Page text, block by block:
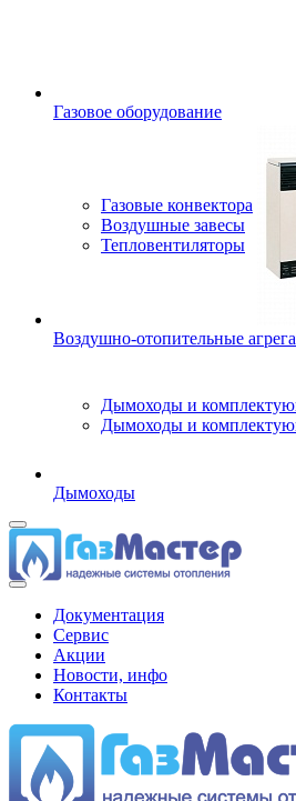
Газовое оборудование
Газовые конвектора
Воздушные завесы
Тепловентиляторы
Воздушно-отопительные
Дымоходы и
Дымоходы и
Дымоходы
Документация
Сервис
Акции
Новости, инфо
Контакты